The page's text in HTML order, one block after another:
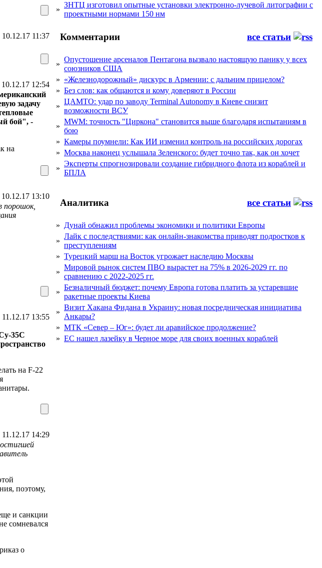
10.12.17 11:37
10.12.17 12:54
задачу
бой", -
на
10.12.17 13:10
порошок,
11.12.17 13:55
35С
на F-22
11.12.17 14:29
поэтому,
и санкции
сомневался
о
»
ЗНТЦ изготовил опытные установки электронно-лучевой литографии с
проектными нормами 150 нм
Комментарии все статьи
»
Опустошение арсеналов Пентагона вызвало настоящую панику у всех
союзников США
» «Железнодорожный» дискурс в Армении: с дальним прицелом?
» Без слов: как общаются и кому доверяют в России
»
ЦАМТО: удар по заводу Terminal Autonomy в Киеве снизит
возможности ВСУ
»
MWM: точность "Циркона" становится выше благодаря испытаниям в
бою
» Камеры поумнели: Как ИИ изменил контроль на российских дорогах
» Москва наконец услышала Зеленского: будет точно так, как он хочет
»
Эксперты спрогнозировали создание гибридного флота из кораблей и
БПЛА
Аналитика все статьи
» Дунай обнажил проблемы экономики и политики Европы
»
Лайк с последствиями: как онлайн-знакомства приводят подростков к
преступлениям
» Турецкий марш на Восток угрожает наследию Москвы
»
Мировой рынок систем ПВО вырастет на 75% в 2026-2029 гг. по
сравнению с 2022-2025 гг.
»
Безналичный бюджет: почему Европа готова платить за устаревшие
ракетные проекты Киева
»
Визит Хакана Фидана в Украину: новая посредническая инициатива
Анкары?
» МТК «Север – Юг»: будет ли аравийское продолжение?
» ЕС нашел лазейку в Черное море для своих военных кораблей